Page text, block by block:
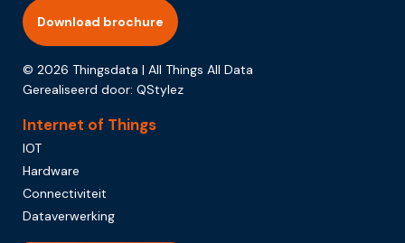
Download brochure
© 2026 Thingsdata | All Things All Data
Gerealiseerd door: QStylez
Internet of Things
IOT
Hardware
Connectiviteit
Dataverwerking